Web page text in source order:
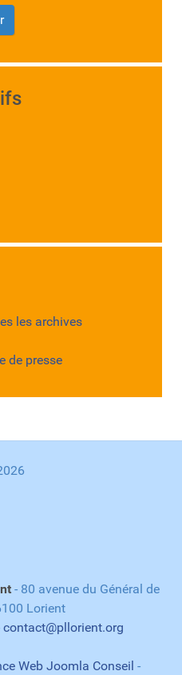
les archives
de presse
- 80 avenue du Général de
Lorient
contact@pllorient.org
Web Joomla Conseil -